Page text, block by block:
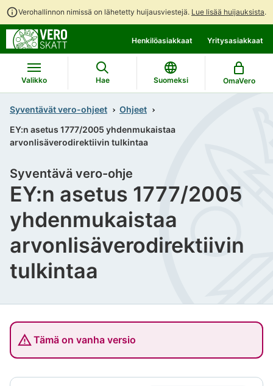
Verohallinnon nimissä on lähetetty huijausviestejä. Lue lisää huijauksista.
suoraan
sisältöön
koko
sivuston
hakuun
Henkilöasiakkaat Yritysasiakkaat
Valikko Hae Suomeksi OmaVero
Syventävät vero-ohjeet
Ohjeet
EY:n asetus 1777/2005 yhdenmukaistaa
arvonlisäverodirektiivin tulkintaa
EY:n asetus 1777/2005
yhdenmukaistaa
arvonlisäverodirektiivin
tulkintaa
Syventävä vero-ohje
Tämä on vanha versio